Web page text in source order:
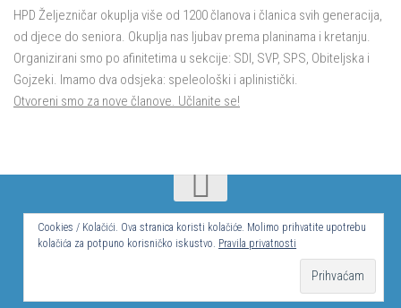
HPD Željezničar okuplja više od 1200 članova i članica svih generacija,
od djece do seniora. Okuplja nas ljubav prema planinama i kretanju.
Organizirani smo po afinitetima u sekcije: SDI, SVP, SPS, Obiteljska i
Gojzeki. Imamo dva odsjeka: speleološki i aplinistički.
Otvoreni smo za nove članove. Učlanite se!
© Hrvatsko planinarsko društvo Željezničar 2024.
Cookies / Kolačići. Ova stranica koristi kolačiće. Molimo prihvatite upotrebu
kolačića za potpuno korisničko iskustvo. Pravila privatnosti